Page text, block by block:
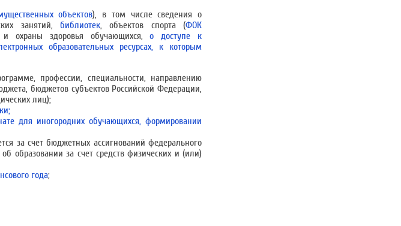
объектов), в том числе сведения о
занятий, библиотек, объектов спорта (ФОК
и охраны здоровья обучающихся,о доступе к
образовательных ресурсах, к которым
профессии, специальности, направлению
бюджетов субъектов Российской Федерации,
лиц);
для иногородних обучающихся, формировании
за счет бюджетных ассигнований федерального
образовании за счет средств физических и (или)
года;